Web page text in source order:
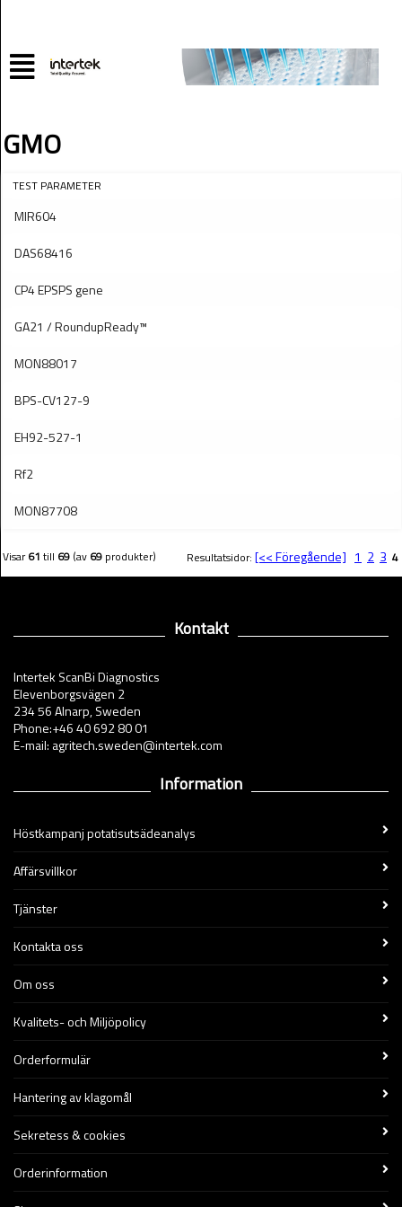
GMO
TEST PARAMETER
MIR604
DAS68416
CP4 EPSPS gene
GA21 / RoundupReady™
MON88017
BPS-CV127-9
EH92-527-1
Rf2
MON87708
Visar61 till 69 (av 69 produkter) Resultatsidor: [<< Föregående] 1 2 3 4
Kontakt
Intertek ScanBi Diagnostics
Elevenborgsvägen 2
234 56 Alnarp, Sweden
Phone:+46 40 692 80 01
E-mail: agritech.sweden@intertek.com
Information
Höstkampanj potatisutsädeanalys
Affärsvillkor
Tjänster
Kontakta oss
Om oss
Kvalitets- och Miljöpolicy
Orderformulär
Hantering av klagomål
Sekretess & cookies
Orderinformation